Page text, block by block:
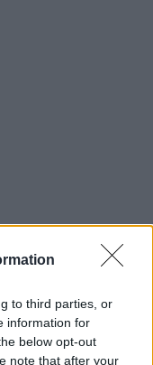
to third parties, or
information for
below opt-out
note that after your
cu